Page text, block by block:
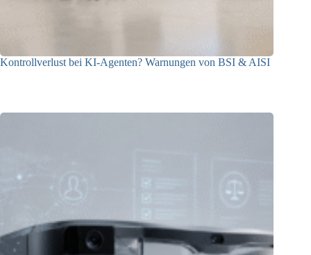
Kontrollverlust bei KI-Agenten? Warnungen von BSI & AISI